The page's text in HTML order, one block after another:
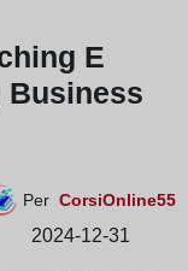
E
Business
Per CorsiOnline55
2024-12-31